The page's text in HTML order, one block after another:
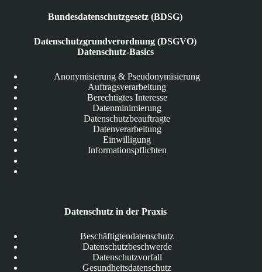
Bundesdatenschutzgesetz (BDSG)
Datenschutzgrundverordnung (DSGVO)
Datenschutz-Basics
Anonymisierung & Pseudonymisierung
Auftragsverarbeitung
Berechtigtes Interesse
Datenminimierung
Datenschutzbeauftragte
Datenverarbeitung
Einwilligung
Informationspflichten
Datenschutz in der Praxis
Beschäftigtendatenschutz
Datenschutzbeschwerde
Datenschutzvorfall
Gesundheitsdatenschutz